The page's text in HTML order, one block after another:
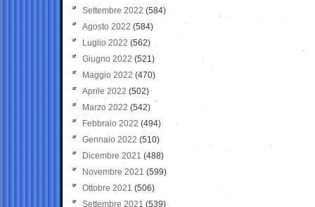
Settembre 2022 (584)
Agosto 2022 (584)
Luglio 2022 (562)
Giugno 2022 (521)
Maggio 2022 (470)
Aprile 2022 (502)
Marzo 2022 (542)
Febbraio 2022 (494)
Gennaio 2022 (510)
Dicembre 2021 (488)
Novembre 2021 (599)
Ottobre 2021 (506)
Settembre 2021 (539)